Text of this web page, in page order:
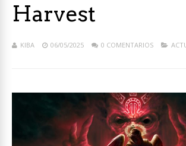
Harvest
KIBA 06/05/2025 0 COMENTARIOS